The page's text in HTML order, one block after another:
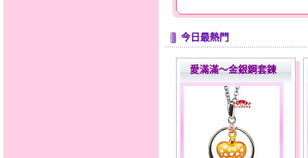
今日最熱門
愛滿滿～金銀鋼套鍊